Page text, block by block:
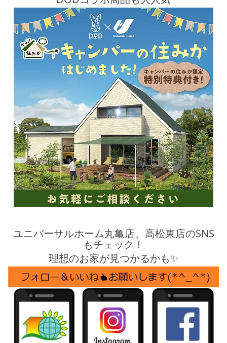
ユニバーサルホーム丸亀店、高松東店のSNS
もチェック！
理想のお家が見つかるかも✨